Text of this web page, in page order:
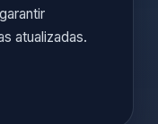
atualizadas.